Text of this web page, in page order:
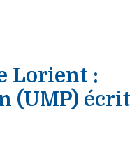
Lorient :
(UMP) écrit